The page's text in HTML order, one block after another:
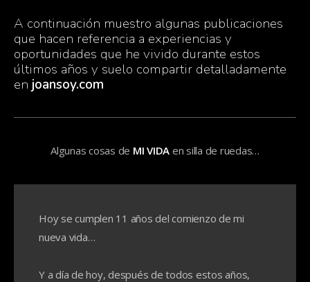
A continuación muestro algunas publicaciones
que hacen referencia a experiencias y
oportunidades que he vivido durante estos
últimos años y suelo compartir detalladamente
en joansoy.com
Algunas cosas de MI VIDA en silla de ruedas…
Hoy se cumplen 11 años del comienzo de mi
nueva vida…
Y a día de hoy, después de todos estos años,